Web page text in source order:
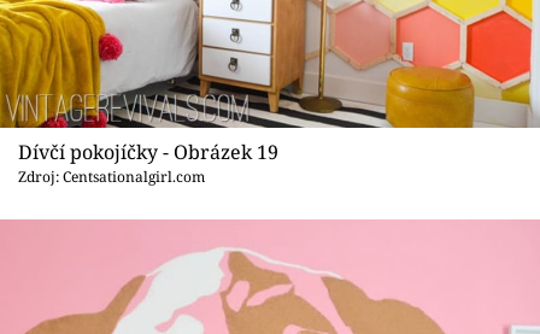
Dívčí pokojíčky - Obrázek 19
Zdroj: Centsationalgirl.com